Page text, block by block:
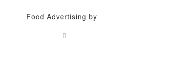
Food Advertising by